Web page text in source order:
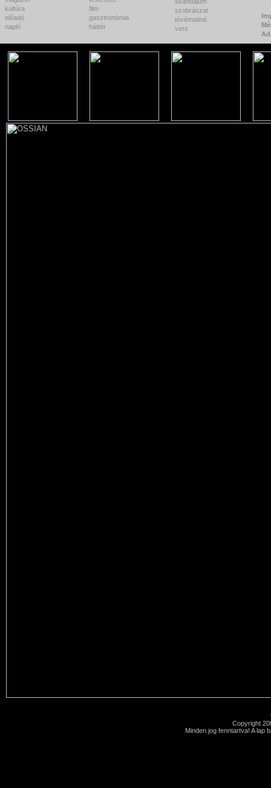
kultúra
előadó
napló
film
gasztronómia
háttér
szobrászat
tévématiné
vers
Copyright
Minden jog fenntartva! A lap